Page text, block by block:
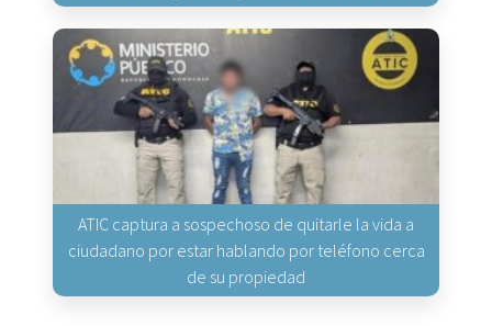
ATIC captura a sospechoso de quitarle la vida a
ciudadano por estar hablando por teléfono cerca
de su propiedad